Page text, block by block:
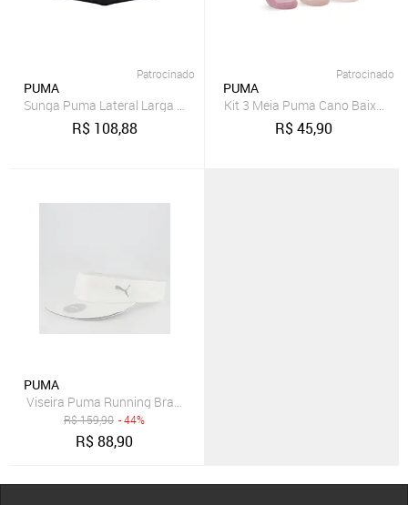
Patrocinado
PUMA
Sunga Puma Lateral Larga 26015.003
R$ 108,88
Patrocinado
PUMA
Kit 3 Meia Puma Cano Baixo
R$45,90
PUMA
Viseira Puma Running Branca e Prata
R$159,90 - 44%
R$88,90